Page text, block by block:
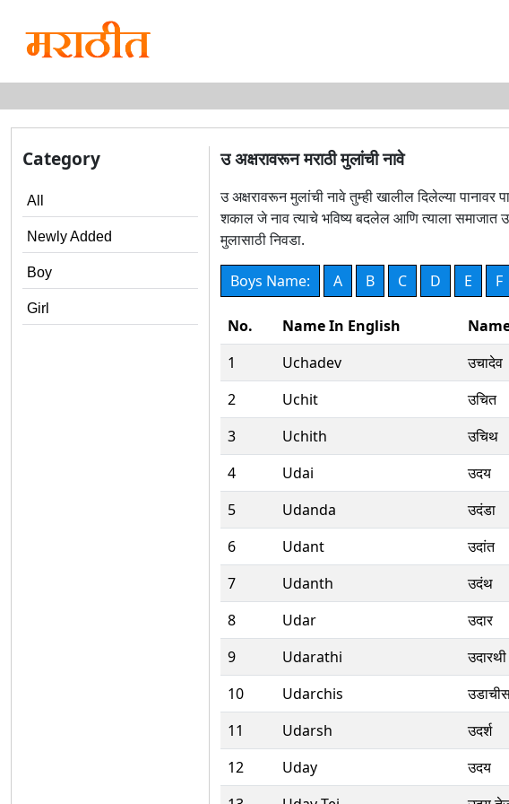
Category
All
Newly Added
Boy
Girl
उ अक्षरावरून मराठी मुलांची नावे
उ अक्षरावरून मुलांची नावे तुम्ही खालील दिलेल्या
शकाल जे नाव त्याचे भविष्य बदलेल आणि त्याला समाजात
मुलासाठी निवडा.
Boys Name: A B C D E F
No. Name In English
1
Uchadev उचादेव
2
Uchit उचित
3
Uchith उचिथ
4
Udai उदय
5
Udanda उदंडा
6
Udant उदांत
7
Udanth उदंथ
8
Udar उदार
9
Udarathi उदारथी
10
Udarchis
11
Udarsh उदर्श
12
Uday उदय